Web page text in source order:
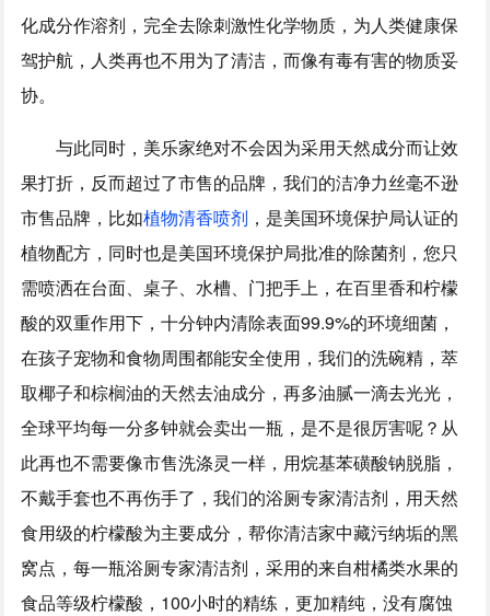
化成分作溶剂，完全去除刺激性化学物质，为人类健康保
驾护航，人类再也不用为了清洁，而像有毒有害的物质妥
协。
与此同时，美乐家绝对不会因为采用天然成分而让效
果打折，反而超过了市售的品牌，我们的洁净力丝毫不逊
市售品牌，比如植物清香喷剂 ，是美国环境保护局认证的
植物配方，同时也是美国环境保护局批准的除菌剂，您只
需喷洒在台面、桌子、水槽、门把手上，在百里香和柠檬
酸的双重作用下，十分钟内清除表面99.9%的环境细菌，
在孩子宠物和食物周围都能安全使用，我们的洗碗精，萃
取椰子和棕榈油的天然去油成分，再多油腻一滴去光光，
全球平均每一分多钟就会卖出一瓶，是不是很厉害呢？从
此再也不需要像市售洗涤灵一样，用烷基苯磺酸钠脱脂，
不戴手套也不再伤手了，我们的浴厕专家清洁剂，用天然
食用级的柠檬酸为主要成分，帮你清洁家中藏污纳垢的黑
窝点，每一瓶浴厕专家清洁剂，采用的来自柑橘类水果的
食品等级柠檬酸，100小时的精练，更加精纯，没有腐蚀